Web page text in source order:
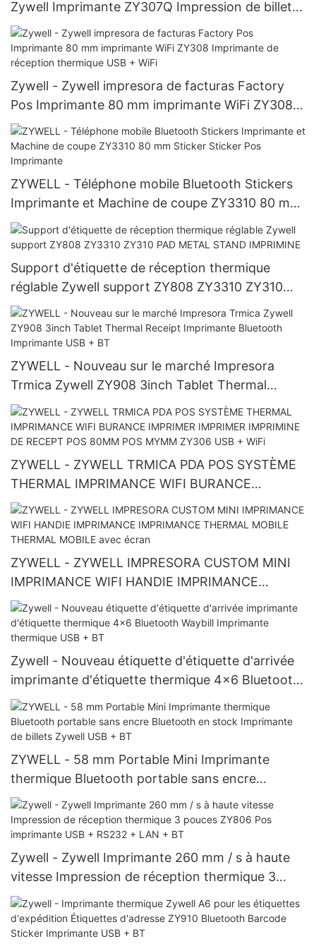
Zywell Imprimante ZY307Q Impression de billets
de loterie imprimante thermique
Zywell - Zywell impresora de facturas Factory
Pos Imprimante 80 mm imprimante WiFi ZY308
Imprimante de réception thermique USB + WiFi
ZYWELL - Téléphone mobile Bluetooth Stickers
Imprimante et Machine de coupe ZY3310 80 mm
Sticker Sticker Pos Imprimante
Support d'étiquette de réception thermique
réglable Zywell support ZY808 ZY3310 ZY310
PAD METAL STAND IMPRIMINE
ZYWELL - Nouveau sur le marché Impresora
Trmica Zywell ZY908 3inch Tablet Thermal
Receipt Imprimante Bluetooth Imprimante USB +
BT
ZYWELL - ZYWELL TRMICA PDA POS SYSTÈME
THERMAL IMPRIMANCE WIFI BURANCE
IMPRIMER IMPRIMER IMPRIMINE DE RECEPT
POS 80MM POS MYMM ZY306 USB + WiFi
ZYWELL - ZYWELL IMPRESORA CUSTOM MINI
IMPRIMANCE WIFI HANDIE IMPRIMANCE
IMPRIMANCE THERMAL MOBILE THERMAL
MOBILE avec écran
Zywell - Nouveau étiquette d'étiquette d'arrivée
imprimante d'étiquette thermique 4x6 Bluetooth
Waybill Imprimante thermique USB + BT
ZYWELL - 58 mm Portable Mini Imprimante
thermique Bluetooth portable sans encre
Bluetooth en stock Imprimante de billets Zywell
USB + BT
Zywell - Zywell Imprimante 260 mm / s à haute
vitesse Impression de réception thermique 3
pouces ZY806 Pos imprimante USB + RS232 +
LAN + BT